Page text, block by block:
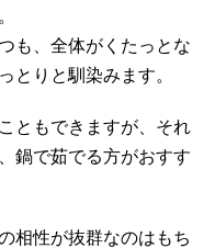
も、全体がくたっとな
とりと馴染みます。
ともできますが、それ
鍋で茹でる方がおすす
相性が抜群なのはもち